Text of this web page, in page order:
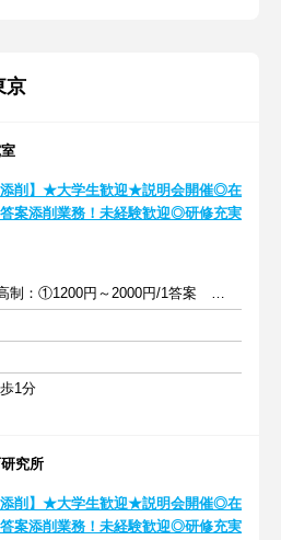
京
添削】★大学生歓迎★説明会開催◎在
案添削業務！未経験歓迎◎研修充実
完全出来高制：①1200円～2000円/1答案 ②2000円～4000円/1答案
1分
究所
添削】★大学生歓迎★説明会開催◎在
案添削業務！未経験歓迎◎研修充実